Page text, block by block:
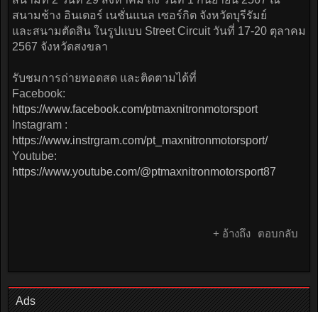
สนามช้าง อินเตอร์ เนชั่นแนล เซอร์กิต จังหวัดบุรีรัมย์
และสนามตัดสิน ในรูปแบบ Street Circuit วันที่ 17-20 ตุลาคม
2567 จังหวัดสงขลา
รับชมการถ่ายทอดสด และติดตามได้ที่
Facebook:
https://www.facebook.com/ptmaxnitronmotorsport
Instagram :
https://www.instrgram.com/pt_maxnitronmotorsport/
Youtube:
https://www.youtube.com/@ptmaxnitronmotorsport87
+ อ้างถึง ตอบกลับ
Ads